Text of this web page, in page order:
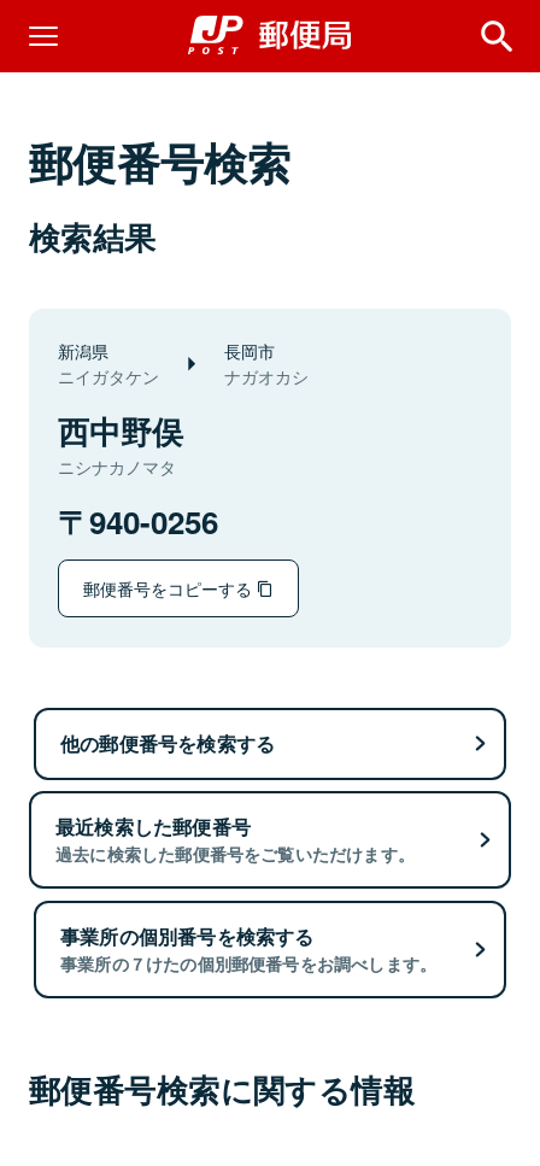
郵便番号検索
検索結果
新潟県
ニイガタケン
長岡市
ナガオカシ
西中野俣
ニシナカノマタ
940-0256
郵便番号をコピーする
他の郵便番号を検索する
最近検索した郵便番号
過去に検索した郵便番号をご覧いただけます。
事業所の個別番号を検索する
事業所の７けたの個別郵便番号をお調べします。
郵便番号検索に関する情報